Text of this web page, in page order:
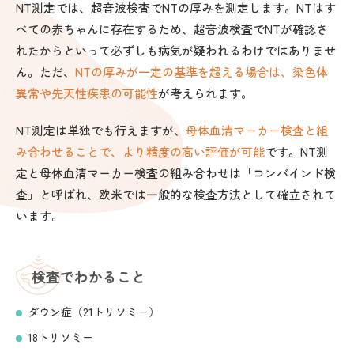
NT測定では、超音波検査でNTの厚みを測定します。NTはす
べての赤ちゃんに存在するため、超音波検査でNTが確認さ
れたからといって必ずしも病気が疑われるわけではありませ
ん。ただ、 NTの厚みが一定の基準を超える場合は、染色体
異常や先天性疾患の可能性が考えられます。
NT測定は単独でも行えますが、 母体血清マーカー検査と組
み合わせることで、より精度の高い評価が可能です。NT測
定と母体血清マーカー検査の組み合わせは「コンバインド検
査」と呼ばれ、欧米では一般的な検査方法として確立されて
います。
検査でわかること
ダウン症（21トリソミー）
18トリソミー